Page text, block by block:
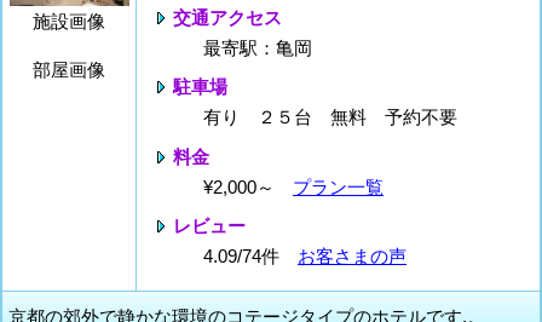
施設画像
部屋画像
交通アクセス
最寄駅：亀岡
駐車場
有り ２５台 無料 予約不要
料金
¥2,000～ プラン一覧
レビュー
4.09/74件 お客さまの声
京都の郊外で静かな環境のコテージタイプのホテルです.。